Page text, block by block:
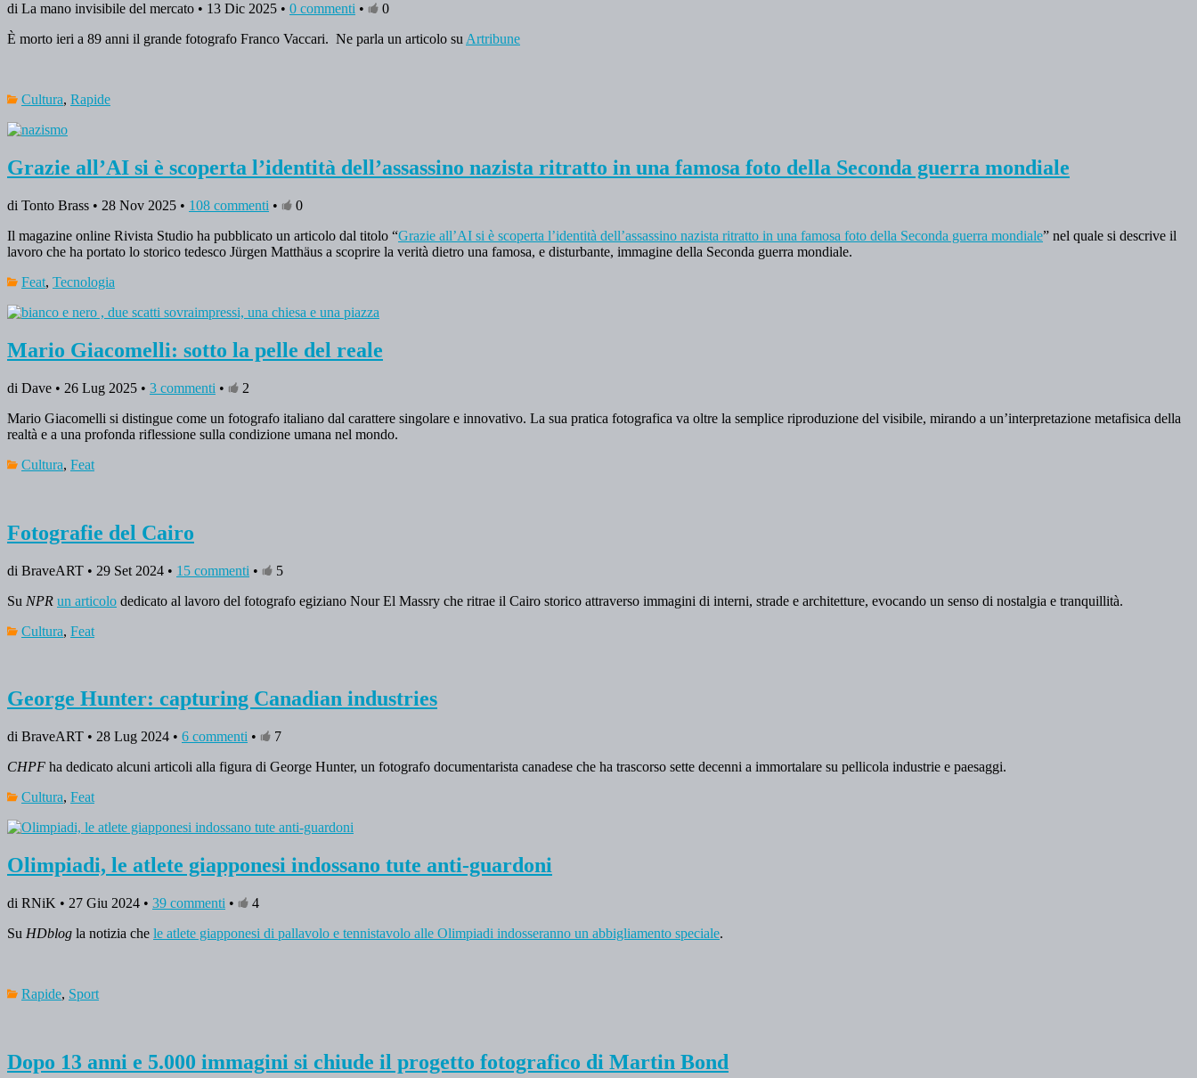
di La mano invisibile del mercato • 13 Dic 2025 • 0 commenti •
0
È morto ieri a 89 anni il grande fotografo Franco Vaccari. Ne parla un articolo su Artribune
Cultura, Rapide
Grazie all’AI si è scoperta l’identità dell’assassino nazista ritratto in una famosa foto della Seconda guerra mondiale
di Tonto Brass • 28 Nov 2025 • 108 commenti •
0
Il magazine online Rivista Studio ha pubblicato un articolo dal titolo “Grazie all’AI si è scoperta l’identità dell’assassino nazista ritratto in una famosa foto della Seconda guerra mondiale” nel quale si descrive il
lavoro che ha portato lo storico tedesco Jürgen Matthäus a scoprire la verità dietro una famosa, e disturbante, immagine della Seconda guerra mondiale.
Feat, Tecnologia
Mario Giacomelli: sotto la pelle del reale
di Dave • 26 Lug 2025 • 3 commenti •
2
Mario Giacomelli si distingue come un fotografo italiano dal carattere singolare e innovativo. La sua pratica fotografica va oltre la semplice riproduzione del visibile, mirando a un’interpretazione metafisica della
realtà e a una profonda riflessione sulla condizione umana nel mondo.
Cultura, Feat
Fotografie del Cairo
di BraveART • 29 Set 2024 • 15 commenti •
5
Su NPR un articolo dedicato al lavoro del fotografo egiziano Nour El Massry che ritrae il Cairo storico attraverso immagini di interni, strade e architetture, evocando un senso di nostalgia e tranquillità.
Cultura, Feat
George Hunter: capturing Canadian industries
di BraveART • 28 Lug 2024 • 6 commenti •
7
CHPF ha dedicato alcuni articoli alla figura di George Hunter, un fotografo documentarista canadese che ha trascorso sette decenni a immortalare su pellicola industrie e paesaggi.
Cultura, Feat
Olimpiadi, le atlete giapponesi indossano tute anti-guardoni
di RNiK • 27 Giu 2024 • 39 commenti •
4
Su HDblog la notizia che le atlete giapponesi di pallavolo e tennistavolo alle Olimpiadi indosseranno un abbigliamento speciale.
Rapide, Sport
Dopo 13 anni e 5.000 immagini si chiude il progetto fotografico di Martin Bond